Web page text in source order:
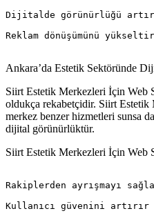
Dijitalde görünürlüğü
Reklam dönüşümünü yükseltir
Ankara’da Estetik Sektöründe
Siirt Estetik Merkezleri İçin Web
oldukça rekabetçidir. Siirt
merkez benzer hizmetleri sunsa
dijital görünürlüktür.
Siirt Estetik Merkezleri İçin Web
Rakiplerden ayrışmayı
Kullanıcı güvenini artırır